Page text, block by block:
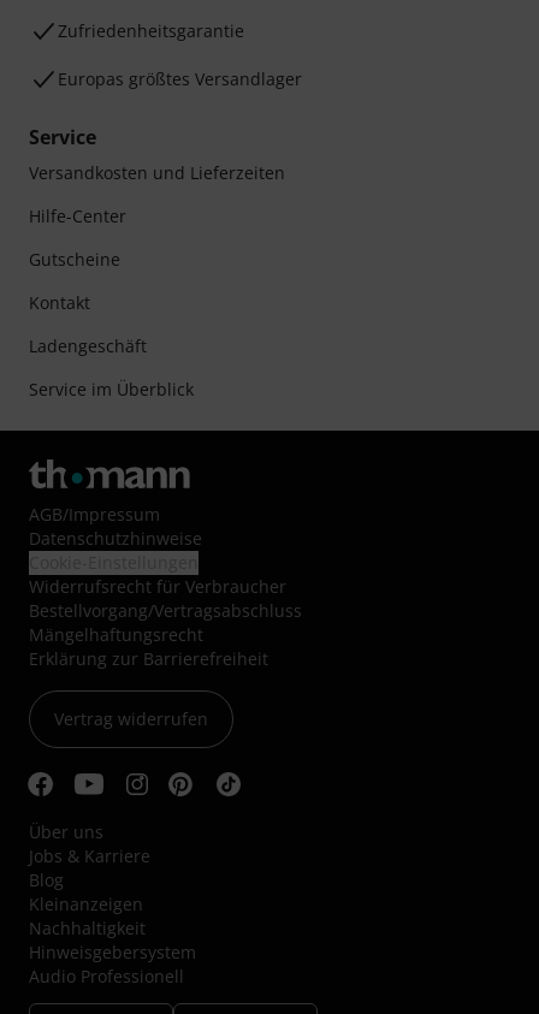
Zufriedenheitsgarantie
Europas größtes Versandlager
Service
Versandkosten und Lieferzeiten
Hilfe-Center
Gutscheine
Kontakt
Ladengeschäft
Service im Überblick
AGB/Impressum
Datenschutzhinweise
Widerrufsrecht für Verbraucher
Bestellvorgang/Vertragsabschluss
Mängelhaftungsrecht
Erklärung zur Barrierefreiheit
Vertrag widerrufen
Über uns
Jobs & Karriere
Blog
Kleinanzeigen
Nachhaltigkeit
Hinweisgebersystem
Audio Professionell